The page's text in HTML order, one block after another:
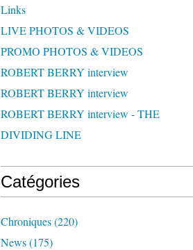
Links
LIVE PHOTOS & VIDEOS
PROMO PHOTOS & VIDEOS
ROBERT BERRY interview
ROBERT BERRY interview
ROBERT BERRY interview - THE
DIVIDING LINE
Catégories
Chroniques(220)
News(175)